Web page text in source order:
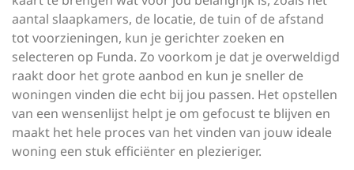
aantal slaapkamers, de locatie, de tuin of de afstand
tot voorzieningen, kun je gerichter zoeken en
selecteren op Funda. Zo voorkom je dat je overweldigd
raakt door het grote aanbod en kun je sneller de
woningen vinden die echt bij jou passen. Het opstellen
van een wensenlijst helpt je om gefocust te blijven en
maakt het hele proces van het vinden van jouw ideale
woning een stuk efficiënter en plezieriger.